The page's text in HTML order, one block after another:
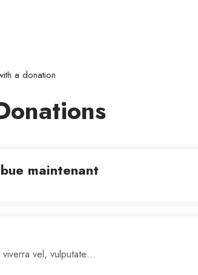
a donation
maintenant
vel, vulputate…